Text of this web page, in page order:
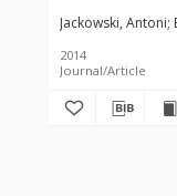
Warszawie, 23-
31.08.1934
Jackowski, Antoni
2014
Journal/Article